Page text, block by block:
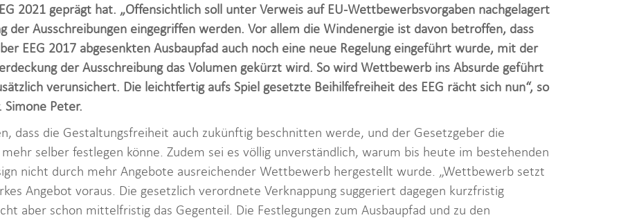
2021 geprägt hat. „Offensichtlich soll unter Verweis auf EU-Wettbewerbsvorgaben nachgelagert
der Ausschreibungen eingegriffen werden. Vor allem die Windenergie ist davon betroffen, dass
EEG 2017 abgesenkten Ausbaupfad auch noch eine neue Regelung eingeführt wurde, mit der
der Ausschreibung das Volumen gekürzt wird. So wird Wettbewerb ins Absurde geführt
verunsichert. Die leichtfertig aufs Spiel gesetzte Beihilfefreiheit des EEG rächt sich nun“, so
Simone Peter.
dass die Gestaltungsfreiheit auch zukünftig beschnitten werde, und der Gesetzgeber die
selber festlegen könne. Zudem sei es völlig unverständlich, warum bis heute im bestehenden
nicht durch mehr Angebote ausreichender Wettbewerb hergestellt wurde. „Wettbewerb setzt
Angebot voraus. Die gesetzlich verordnete Verknappung suggeriert dagegen kurzfristig
aber schon mittelfristig das Gegenteil. Die Festlegungen zum Ausbaupfad und zu den